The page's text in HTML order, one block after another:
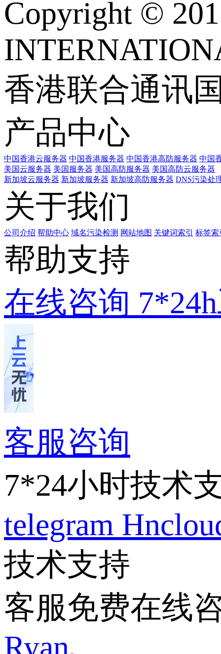
Copyright ©
香港联合通讯
产品中心
中国香港云服务器 中国香港服务器 中国香港高防服务器 中国
美国云服务器 美国服务器 美国高防服务器 美国高防云服务器
新加坡云服务器 新加坡服务器 新加坡高防服务器 DNS污染处
关于我们
公司介绍 帮助中心 域名污染检测 网站地图 关键词索引 标签索
帮助支持
在线咨询
客服咨询
7*24小时技术
telegram
技术支持
客服免费在线
Ryan